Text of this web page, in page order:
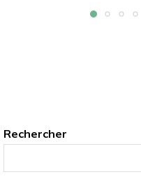
Rechercher